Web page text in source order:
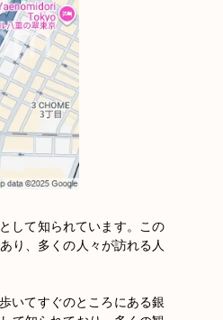
して知られています。この
り、多くの人々が訪れる人
いてすぐのところにある銀